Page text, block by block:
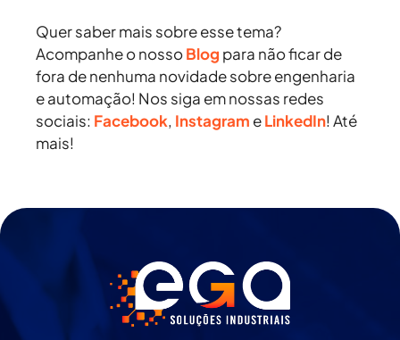
Quer saber mais sobre esse tema?
Acompanhe o nossoBlog para não ficar de
fora de nenhuma novidade sobre engenharia
e automação! Nos siga em nossas redes
sociais: Facebook, Instagram eLinkedIn! Até
mais!